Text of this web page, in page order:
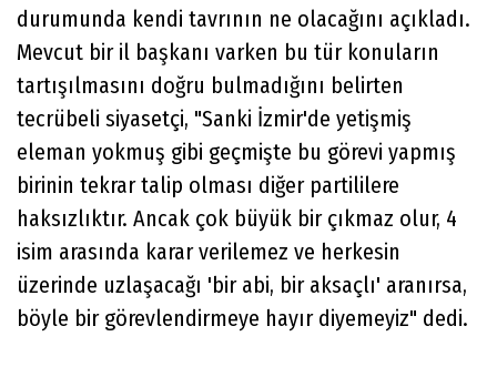
durumunda kendi tavrının ne olacağını açıkladı.
Mevcut bir il başkanı varken bu tür konuların
tartışılmasını doğru bulmadığını belirten
tecrübeli siyasetçi, "Sanki İzmir'de yetişmiş
eleman yokmuş gibi geçmişte bu görevi yapmış
birinin tekrar talip olması diğer partililere
haksızlıktır. Ancak çok büyük bir çıkmaz olur, 4
isim arasında karar verilemez ve herkesin
üzerinde uzlaşacağı 'bir abi, bir aksaçlı' aranırsa,
böyle bir görevlendirmeye hayır diyemeyiz" dedi.